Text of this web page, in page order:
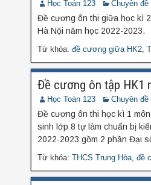
Học Toán 123 Chuyên
Đề cương ôn thi giữa học kì
Hà Nội năm học 2022-2023.
Từ khóa: đề cương giữa HK2,
Đề cương ôn tập HK1
Học Toán 123 Chuyên
Đề cương ôn thi học kì 1
sinh lớp 8 tự làm chuẩn bị
2022-2023 gồm 2 phần Đại
Từ khóa: THCS Trung Hòa, đề